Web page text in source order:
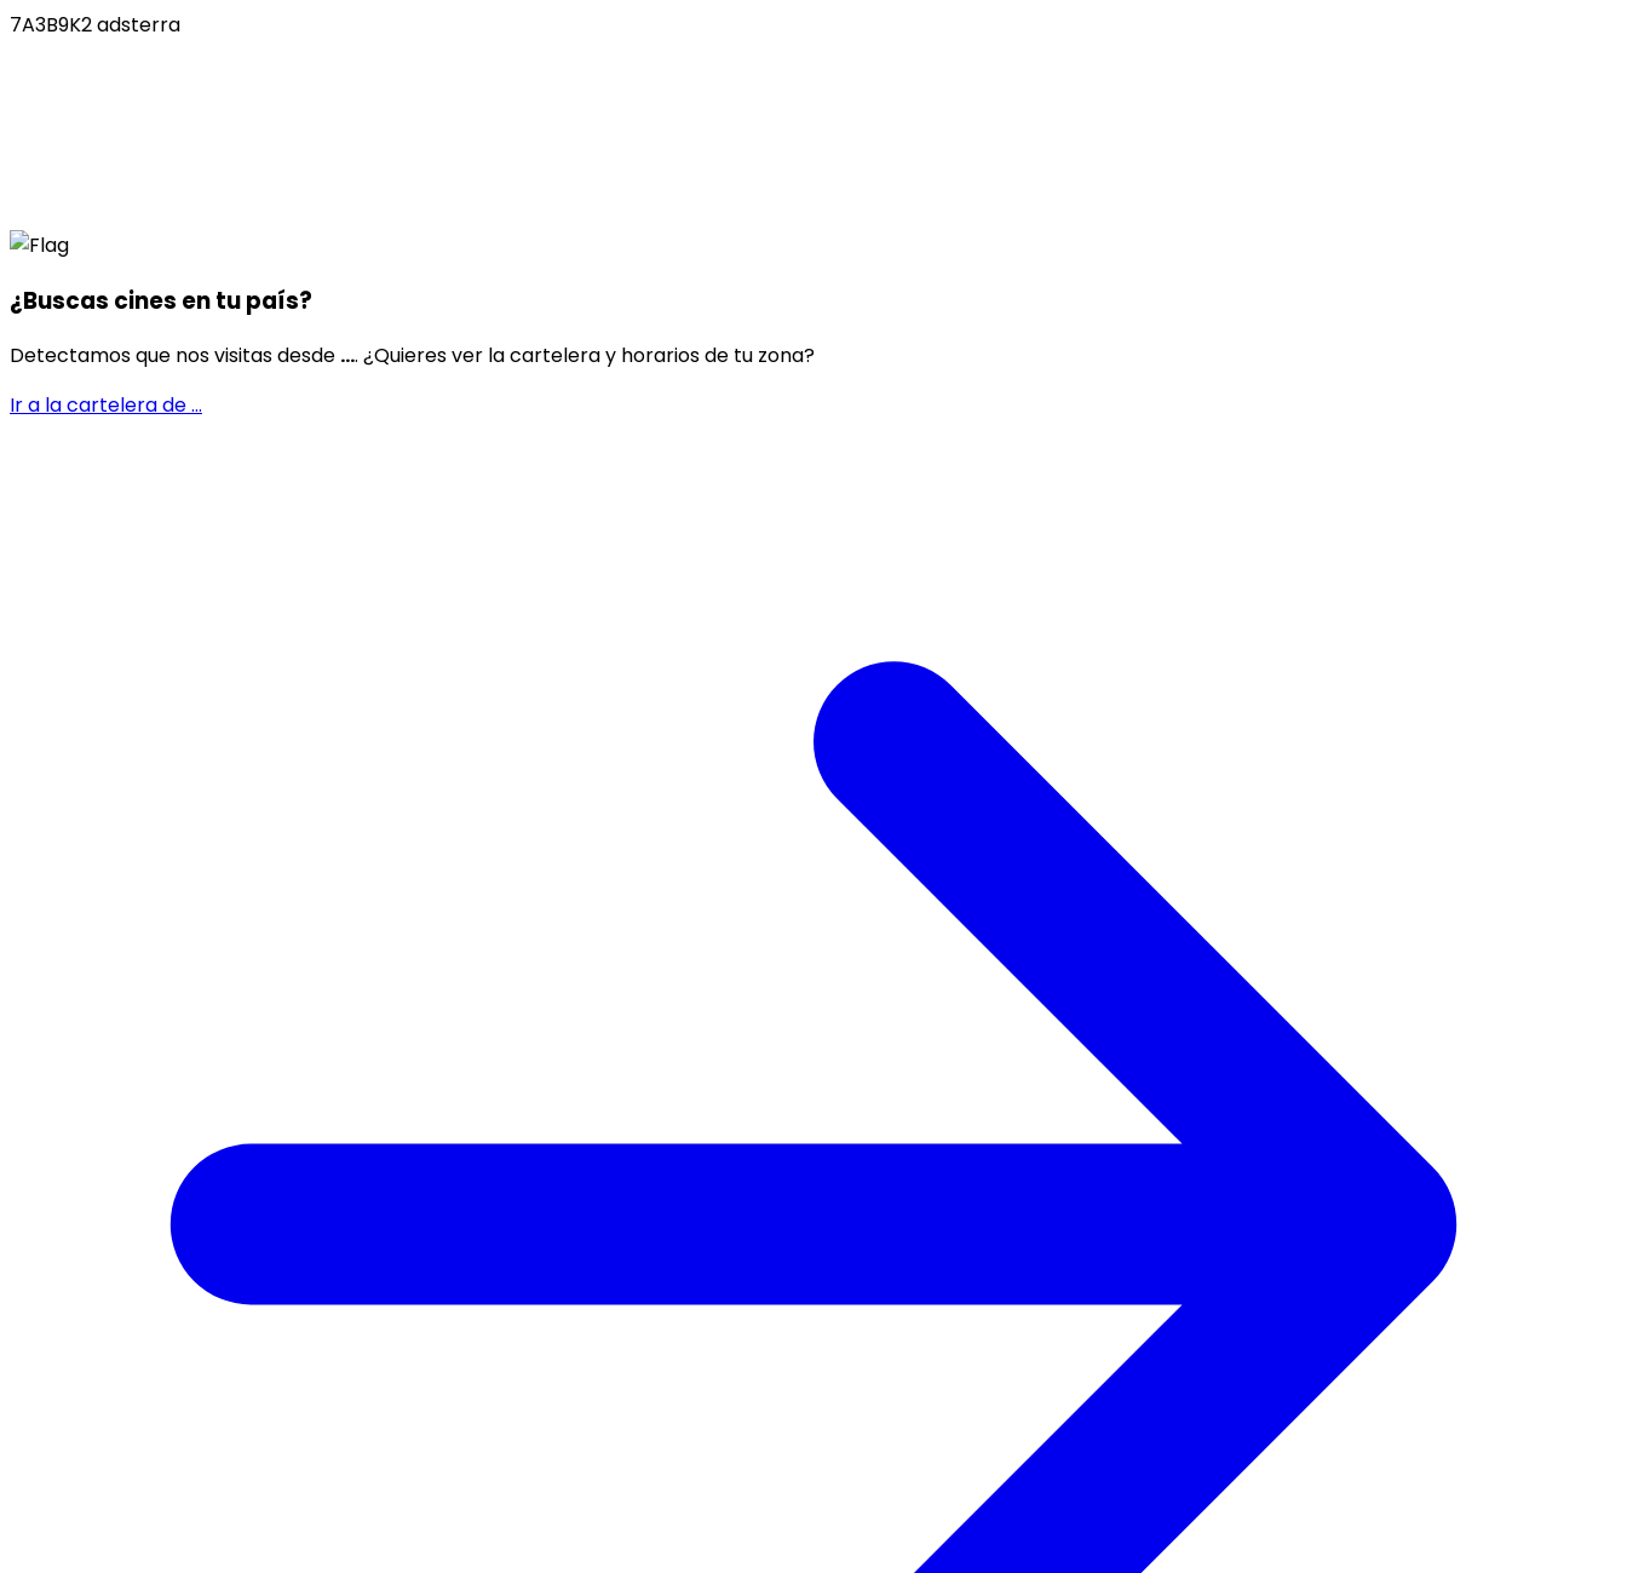
7A3B9K2 adsterra
¿Buscas cines entu país?
Detectamos que nos visitas desde .... ¿Quieres ver la cartelera y horarios de tu zona?
Ir a la cartelera de...